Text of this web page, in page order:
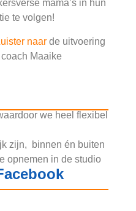
mama’s in hun
te volgen!
naar de uitvoering
Maaike
we heel flexibel
zijn, binnen én buiten
opnemen in de studio